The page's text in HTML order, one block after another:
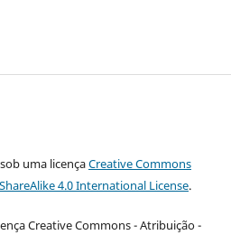
uma licençaCreative Commons
4.0 International License.
Creative Commons - Atribuição -